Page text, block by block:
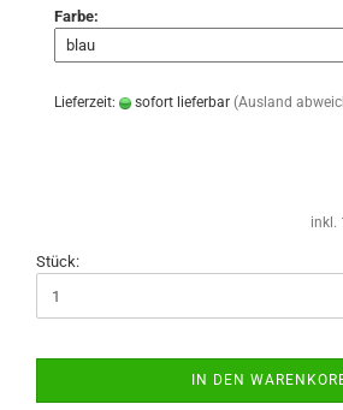
Farbe:
Lieferzeit: sofort lieferbar (Ausland
inkl.
Stück:
IN DEN